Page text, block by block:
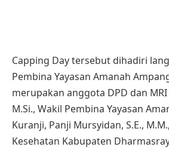
Capping Day tersebut dihadiri
Pembina Yayasan Amanah
merupakan anggota DPD dan MRI
M.Si., Wakil Pembina Yayasan
Kuranji, Panji Mursyidan, S.E.,
Kesehatan Kabupaten